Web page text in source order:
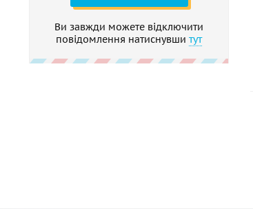
Ви завжди можете відключити
повідомлення натиснувши тут